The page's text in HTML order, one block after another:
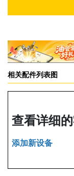
相关配件列表图
查看详细
添加新设备